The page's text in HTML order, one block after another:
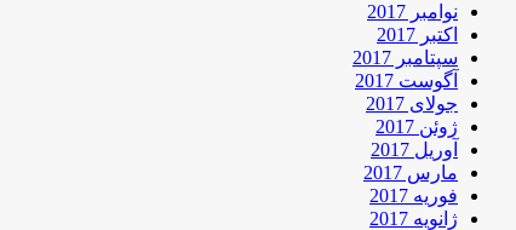
نوامبر 2017
اکتبر 2017
سپتامبر 2017
آگوست 2017
جولای 2017
ژوئن 2017
آوریل 2017
مارس 2017
فوریه 2017
ژانویه 2017